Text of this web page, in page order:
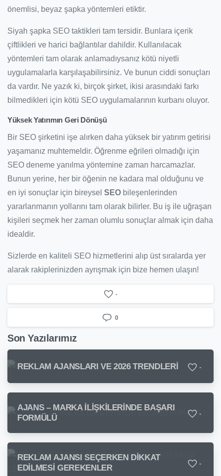
önemlisi, beyaz şapka yöntemleri etiktir.
Siyah şapka SEO taktikleri tam tersidir. Bunlara içerik
çiftlikleri ve harici bağlantılar dahildir. Kullanılacak
yöntemleri tam olarak anlamadıysanız kötü niyetli
uygulamalarla karşılaşabilirsiniz. Ve bunun ciddi sonuçları
da vardır. Ne yazık ki, birçok şirket, ikisi arasındaki farkı
bilmedikleri için kötü SEO uygulamalarının kurbanı oluyor.
Yüksek Yatırımın Geri Dönüşü
Bir SEO şirketini işe alırken daha yüksek bir yatırım getirisi
yaşamanız muhtemeldir. Öğrenme eğrileri olmadığı için
SEO deneme yanılma yöntemine zaman harcamazlar.
Bunun yerine, her bir öğenin ne kadara mal olduğunu ve
en iyi sonuçlar için bireysel SEO bileşenlerinden
yararlanmanın yollarını tam olarak bilirler. Bu iş ile uğraşan
kişileri seçmek her zaman olumlu sonuçlar almak için daha
idealdir.
Sizlerde en kaliteli SEO hizmetlerini alıp üst sıralarda yer
alarak rakiplerinizden ayrışmak için bize hemen ulaşın!
-
0
Son Yazılarımız
REKLAM AJANSLARI VE 2026 TRENDLERİ -
AJANS – MARKA İLİŞKİLERİNDE BAŞARI
FORMÜLÜ
-
REKLAM AJANSI SEÇERKEN DİKKAT
EDİLMESİ GEREKENLER
-